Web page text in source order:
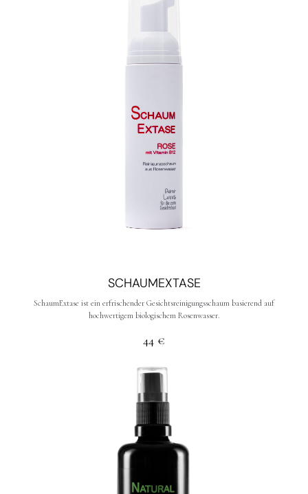
SCHAUMEXTASE
SchaumExtase ist ein erfrischender Gesichtsreinigungsschaum basierend auf
hochwertigem biologischem Rosenwasser.
44 €